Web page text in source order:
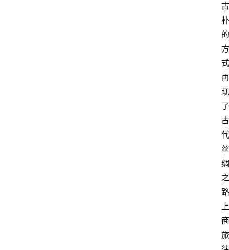
古
朴
的
方
式
再
现
了
古
代
丝
绸
之
路
上
商
旅